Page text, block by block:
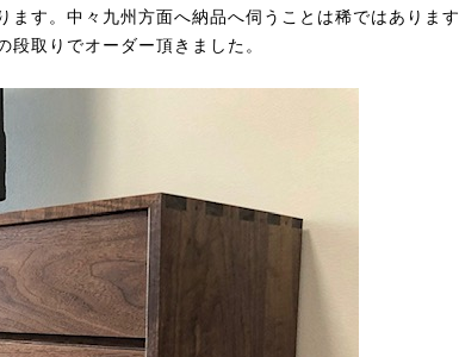
す。中々九州方面へ納品へ伺うことは稀ではあります
取りでオーダー頂きました。